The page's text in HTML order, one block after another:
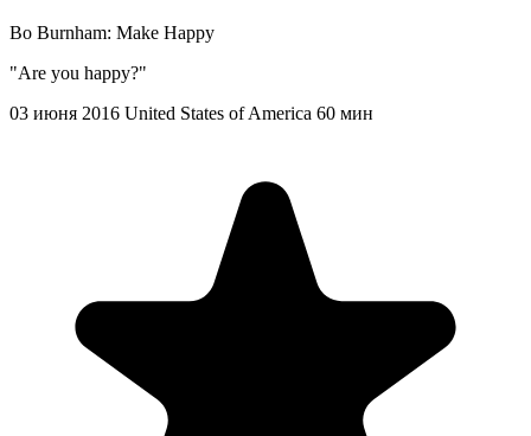
Bo Burnham: Make Happy
"Are you happy?"
03 июня 2016 United States of America 60 мин